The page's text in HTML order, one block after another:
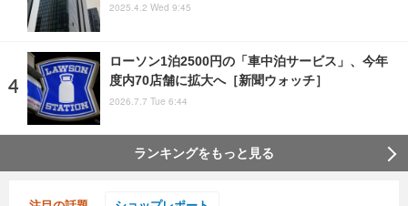
2025.4.2 Wed 9:45
ローソン1泊2500円の「車中泊サービス」、今年
度内70店舗に拡大へ［新聞ウォッチ］
2026.7.7 Tue 6:44
ランキングをもっと見る